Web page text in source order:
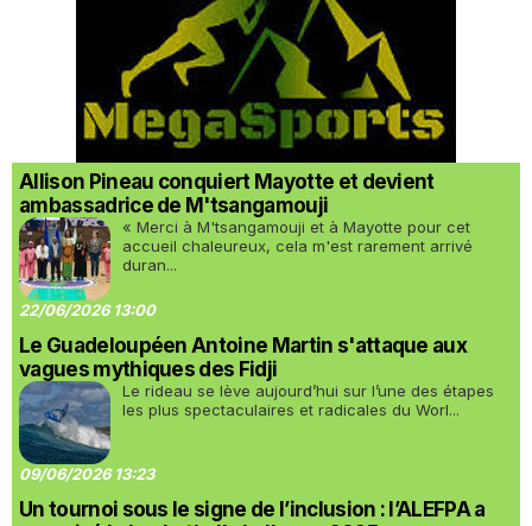
Allison Pineau conquiert Mayotte et devient
ambassadrice de M'tsangamouji
« Merci à M'tsangamouji et à Mayotte pour cet
accueil chaleureux, cela m'est rarement arrivé
duran...
22/06/2026 13:00
Le Guadeloupéen Antoine Martin s'attaque aux
vagues mythiques des Fidji
Le rideau se lève aujourd’hui sur l’une des étapes
les plus spectaculaires et radicales du Worl...
09/06/2026 13:23
Un tournoi sous le signe de l’inclusion : l’ALEFPA a